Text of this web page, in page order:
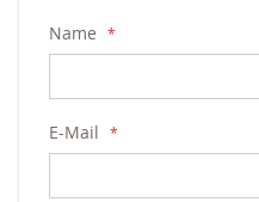
Name
E-Mail